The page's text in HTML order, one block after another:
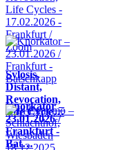
Sylosis,
Distant,
Revocation,
Life Cycle…
Knorkator –
23.01.2026 /
Frankfurt -
Bat…